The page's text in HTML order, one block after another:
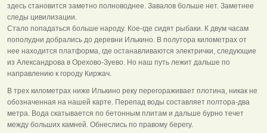
здесь становится заметно полноводнее. Завалов больше нет. Заметнее
следы цивилизации.
Стало попадаться больше народу. Кое-где сидят рыбаки. К двум часам
пополудни добрались до деревни Илькино. В полутора километрах от
нее находится платформа, где останавливаются электрички, следующие
из Александрова в Орехово-Зуево. Но наш путь лежит дальше по
направлению к городу Киржач.
В трех километрах ниже Илькино реку перегораживает плотина, никак не
обозначенная на нашей карте. Перепад воды составляет полтора-два
метра. Вода скатывается по бетонным плитам и дальше бурно течет
между больших камней. Обнеслись по правому берегу.